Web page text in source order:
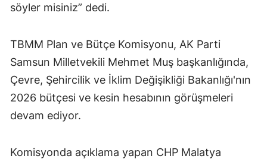
söyler misiniz” dedi.
TBMM Plan ve Bütçe Komisyonu, AK Parti
Samsun Milletvekili Mehmet Muş başkanlığında,
Çevre, Şehircilik ve İklim Değişikliği Bakanlığı'nın
2026 bütçesi ve kesin hesabının görüşmeleri
devam ediyor.
Komisyonda açıklama yapan CHP Malatya